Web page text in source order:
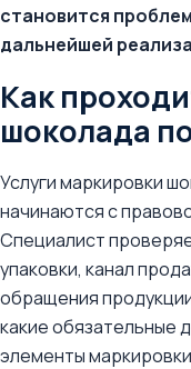
становится
дальнейшей
Как
шоколада
Услуги маркировки
начинаются с
Специалист
упаковки, канал
обращения
какие обязательные
элементы